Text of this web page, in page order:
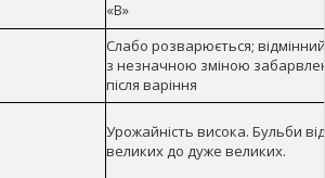
«В»
Слабо розварюється;
з незначною зміною
після варіння
Урожайність висока. Бульби від
великих до дуже великих.